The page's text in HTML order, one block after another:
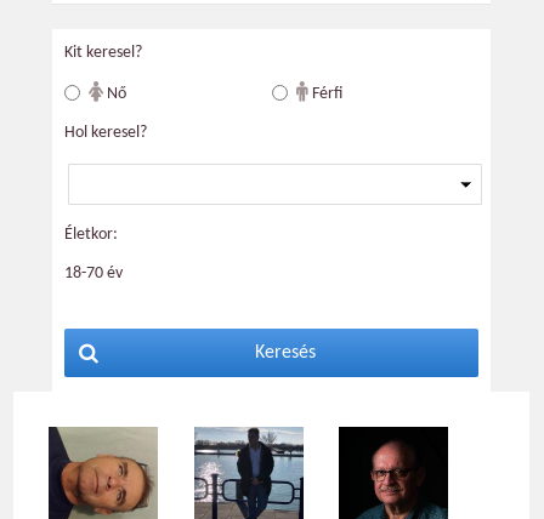
Kit keresel?
Nő Férfi
Hol keresel?
Életkor:
18-70 év
Keresés